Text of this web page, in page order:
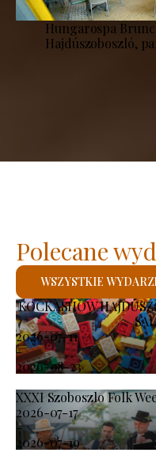
Hungarospa
Hajdúszoboszló,
KOCKASHOW
2026-07-11
-
2026-08-23
XXXI Szoboszlo Folk
2026-07-17
-
2026-07-19
Polecane
WSZYSTKIE